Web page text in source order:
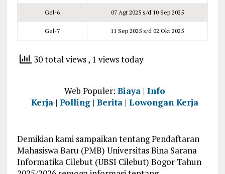
Gel-6 07 Agt 2025 s/d 10 Sep 2025
Gel-7 11 Sep 2025 s/d 02 Okt 2025
30 total views, 1 views today
Web Populer:Biaya |Info
Kerja |Polling |Berita |Lowongan Kerja
Demikian kami sampaikan tentang Pendaftaran
Mahasiswa Baru (PMB) Universitas Bina Sarana
Informatika Cilebut (UBSI Cilebut) Bogor Tahun